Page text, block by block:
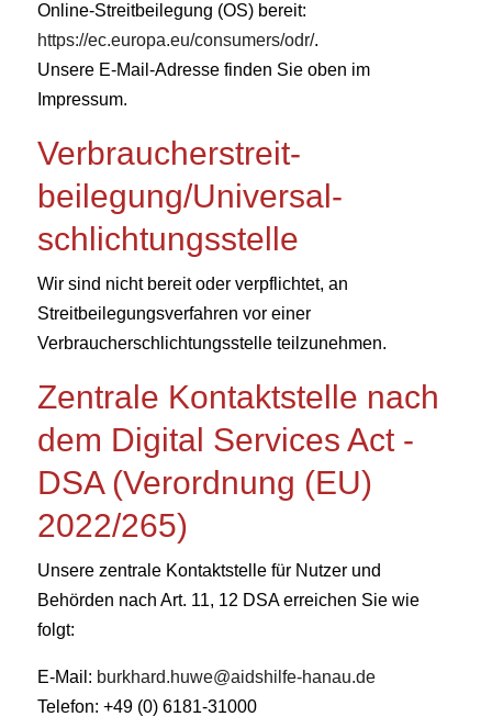
Online-Streitbeilegung (OS) bereit:
https://ec.europa.eu/consumers/odr/.
Unsere E-Mail-Adresse finden Sie oben im
Impressum.
Verbraucher­streit­
beilegung/Universal­
schlichtungs­stelle
Wir sind nicht bereit oder verpflichtet, an
Streitbeilegungsverfahren vor einer
Verbraucherschlichtungsstelle teilzunehmen.
Zentrale Kontaktstelle nach
dem Digital Services Act -
DSA (Verordnung (EU)
2022/265)
Unsere zentrale Kontaktstelle für Nutzer und
Behörden nach Art. 11, 12 DSA erreichen Sie wie
folgt:
E-Mail: burkhard.huwe@aidshilfe-hanau.de
Telefon: +49 (0) 6181-31000